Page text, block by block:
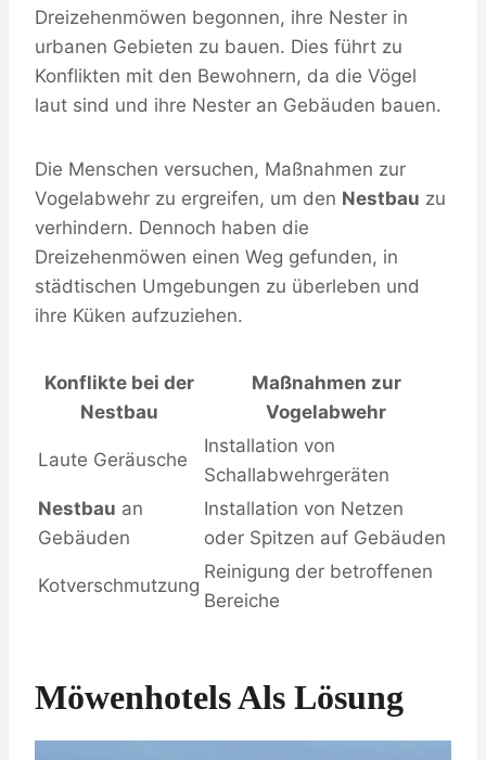
Dreizehenmöwen begonnen, ihre Nester in
urbanen Gebieten zu bauen. Dies führt zu
Konflikten mit den Bewohnern, da die Vögel
laut sind und ihre Nester an Gebäuden bauen.
Die Menschen versuchen, Maßnahmen zur
Vogelabwehr zu ergreifen, um den Nestbau zu
verhindern. Dennoch haben die
Dreizehenmöwen einen Weg gefunden, in
städtischen Umgebungen zu überleben und
ihre Küken aufzuziehen.
Konflikte bei der
Nestbau
Maßnahmen zur
Vogelabwehr
Laute Geräusche
Installation von
Schallabwehrgeräten
Nestbau an
Gebäuden
Installation von Netzen
oder Spitzen auf Gebäuden
Kotverschmutzung
Reinigung der betroffenen
Bereiche
Möwenhotels Als Lösung